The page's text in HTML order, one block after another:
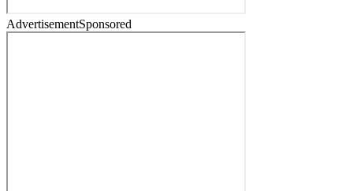
AdvertisementSponsored